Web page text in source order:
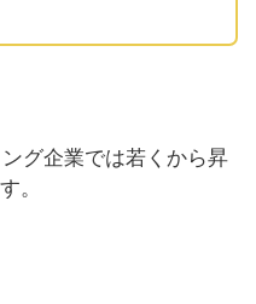
グ企業では若くから昇
。